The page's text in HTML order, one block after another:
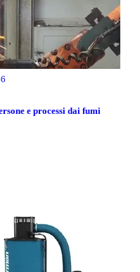
e processi dai fumi